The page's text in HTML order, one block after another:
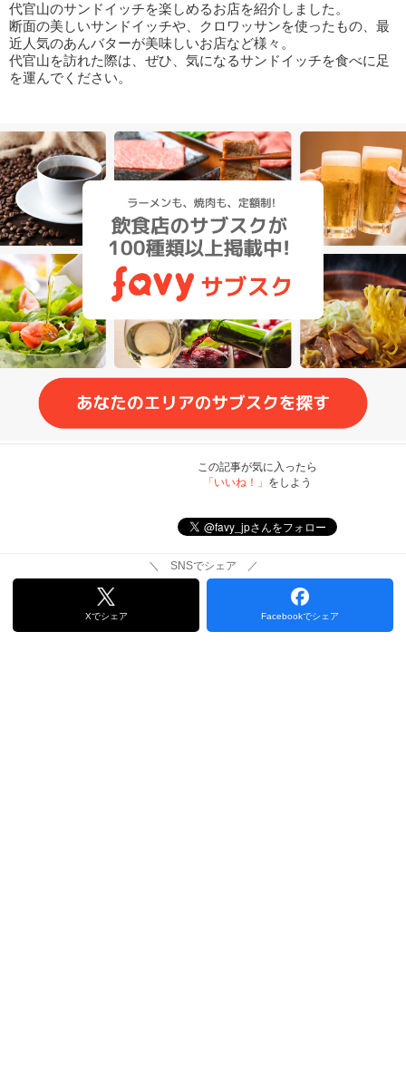
代官山のサンドイッチを楽しめるお店を紹介しました。
断面の美しいサンドイッチや、クロワッサンを使ったもの、最
近人気のあんバターが美味しいお店など様々。
代官山を訪れた際は、ぜひ、気になるサンドイッチを食べに足
を運んでください。
この記事が気に入ったら
「いいね！」 をしよう
＼ SNSでシェア ／
Xでシェア Facebookでシェア